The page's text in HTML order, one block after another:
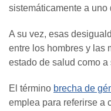
sistemáticamente a uno
A su vez, esas
entre los hombres y las
estado de salud como
El término brecha de
emplea para referirse a